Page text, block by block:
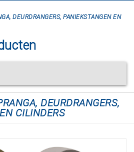
DEURDRANGERS, PANIEKSTANGEN EN
DEURDRANGERS,
CILINDERS